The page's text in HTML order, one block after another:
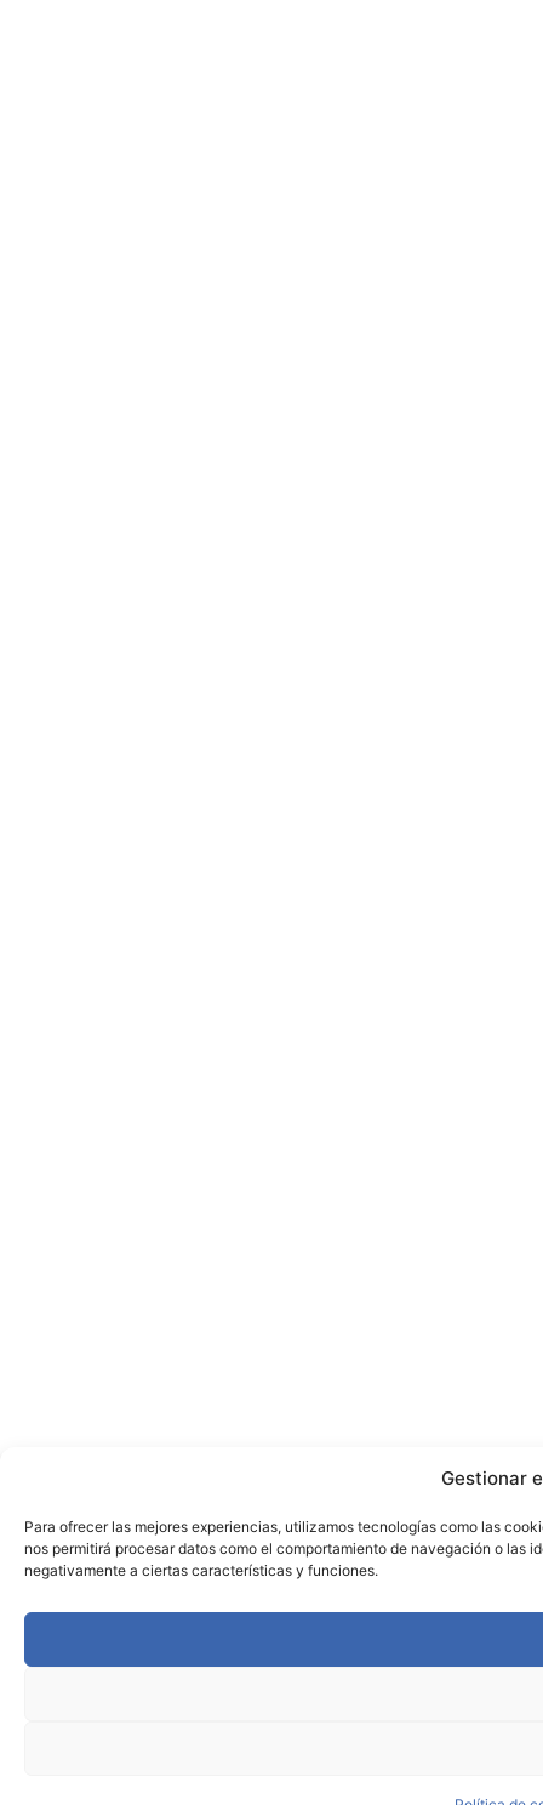
Gestionar
Para ofrecer las mejores experiencias, utilizamos tecnologías como las
nos permitirá procesar datos como el comportamiento de navegación o
negativamente a ciertas características y funciones.